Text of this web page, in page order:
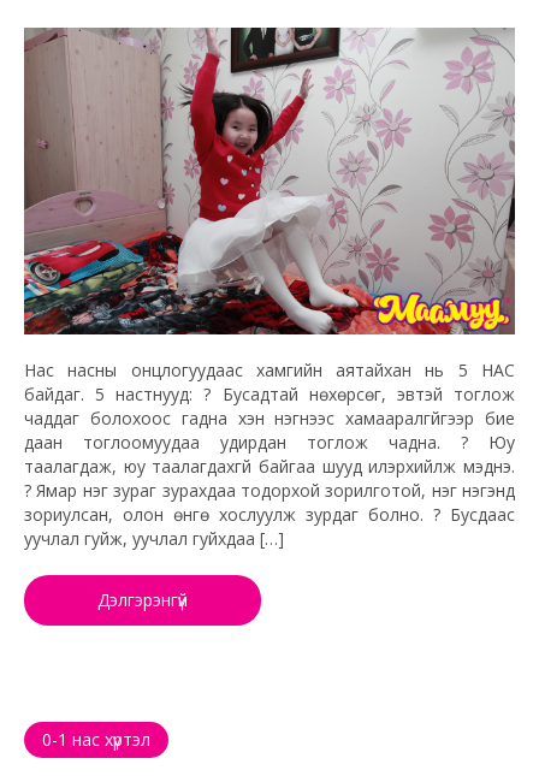
Нас насны онцлогуудаас хамгийн аятайхан нь 5 НАС
байдаг. 5 настнууд: ? Бусадтай нөхөрсөг, эвтэй тоглож
чаддаг болохоос гадна хэн нэгнээс хамааралгүйгээр бие
даан тоглоомуудаа удирдан тоглож чадна. ? Юу
таалагдаж, юу таалагдахгүй байгаа шууд илэрхийлж мэднэ.
? Ямар нэг зураг зурахдаа тодорхой зорилготой, нэг нэгэнд
зориулсан, олон өнгө хослуулж зурдаг болно. ? Бусдаас
уучлал гуйж, уучлал гуйхдаа […]
Дэлгэрэнгүй
0-1 нас хүртэл